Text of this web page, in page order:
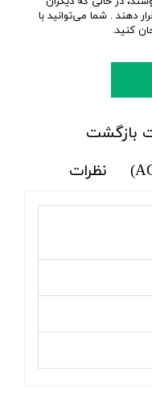
دهند . شما می‌توانید با
کنید.
بازگشت
نظرات